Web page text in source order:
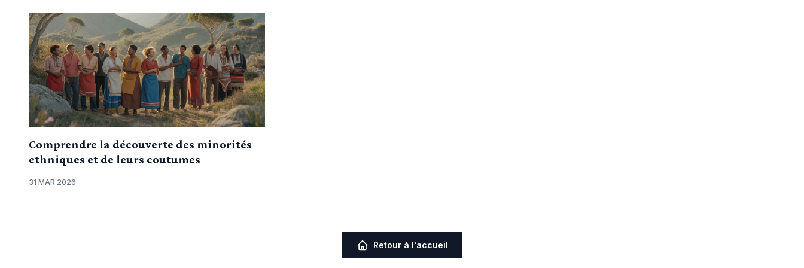
Comprendre la découverte des minorités
ethniques et de leurs coutumes
31 MAR 2026
Retour à l'accueil